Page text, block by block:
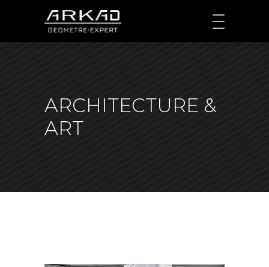
ARCHITECTURE &
ART